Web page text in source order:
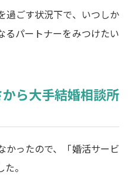
過ごす状況下で、いつしか
るパートナーをみつけたい
ら大手結婚相談所
かったので、「婚活サービ
。